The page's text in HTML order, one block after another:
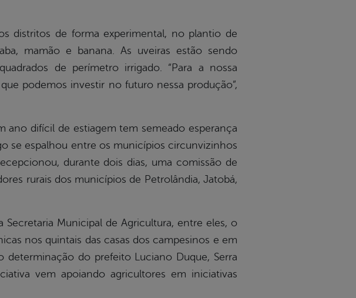
distritos de forma experimental, no plantio de
mamão e banana. As uveiras estão sendo
de perímetro irrigado. “Para a nossa
podemos investir no futuro nessa produção”,
ano difícil de estiagem tem semeado esperança
se espalhou entre os municípios circunvizinhos
durante dois dias, uma comissão de
rurais dos municípios de Petrolândia, Jatobá,
Municipal de Agricultura, entre eles, o
nos quintais das casas dos campesinos e em
do prefeito Luciano Duque, Serra
vem apoiando agricultores em iniciativas